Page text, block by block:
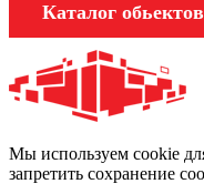
Каталог обьектов
Мы используем cookie
запретить сохранение